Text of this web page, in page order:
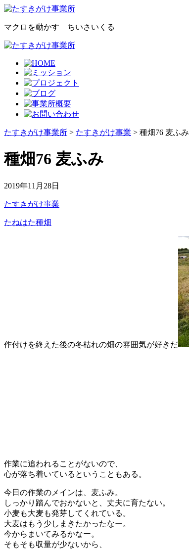
マクロを動かす ちいさいくる
たすきがけ事業所 > たすきがけ事業 > 種畑76 麦ふみ
種畑76 麦ふみ
2019年11月28日
たすきがけ事業
たねはた種畑
作付けを終えた後の冬枯れの畑の雰囲気が好きだ
作業に追われることがないので、
心が落ち着いているということもある。
今日の作業のメインは、麦ふみ。
しっかり踏んでおかないと、丈夫に育たない。
小麦も大麦も発芽してくれている。
大麦はもう少しまきたかったなー。
今からまいてみるかなー。
そもそも収量が少ないから、